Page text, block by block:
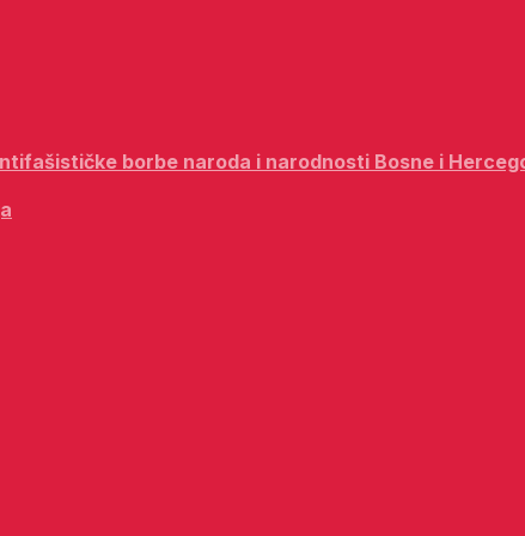
borbe naroda i narodnosti Bosne i